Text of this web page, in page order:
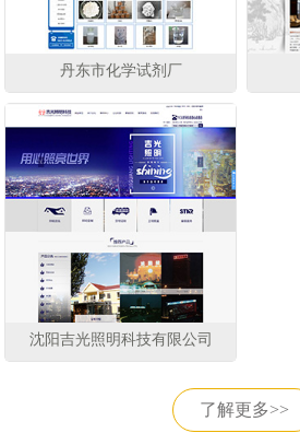
丹东市化学试剂厂
沈阳吉光照明科技有限公司
了解更多>>